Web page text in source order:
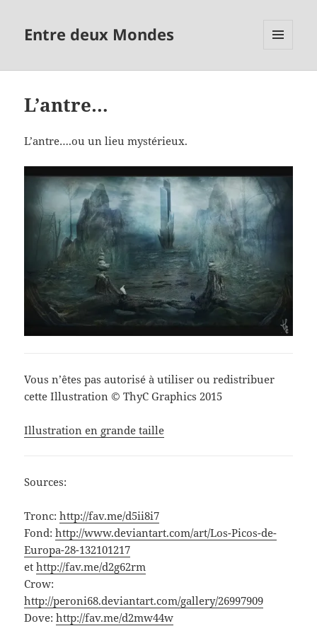
Entre deux Mondes
L’antre…
L’antre….ou un lieu mystérieux.
Vous n’êtes pas autorisé à utiliser ou redistribuer
cette Illustration © ThyC Graphics 2015
Illustration en grande taille
Sources:
Tronc:http://fav.me/d5ii8i7
Fond:http://www.deviantart.com/art/Los-Picos-de-
Europa-28-132101217
ethttp://fav.me/d2g62rm
Crow:
http://peroni68.deviantart.com/gallery/26997909
Dove:http://fav.me/d2mw44w